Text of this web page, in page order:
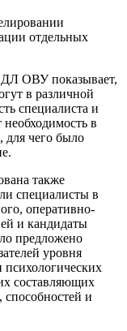
отдельных
ДЛ ОВУ показывает,
в различной
специалиста и
в
для чего было
также
специалисты в
оперативно-
и кандидаты
предложено
уровня
составляющих
и